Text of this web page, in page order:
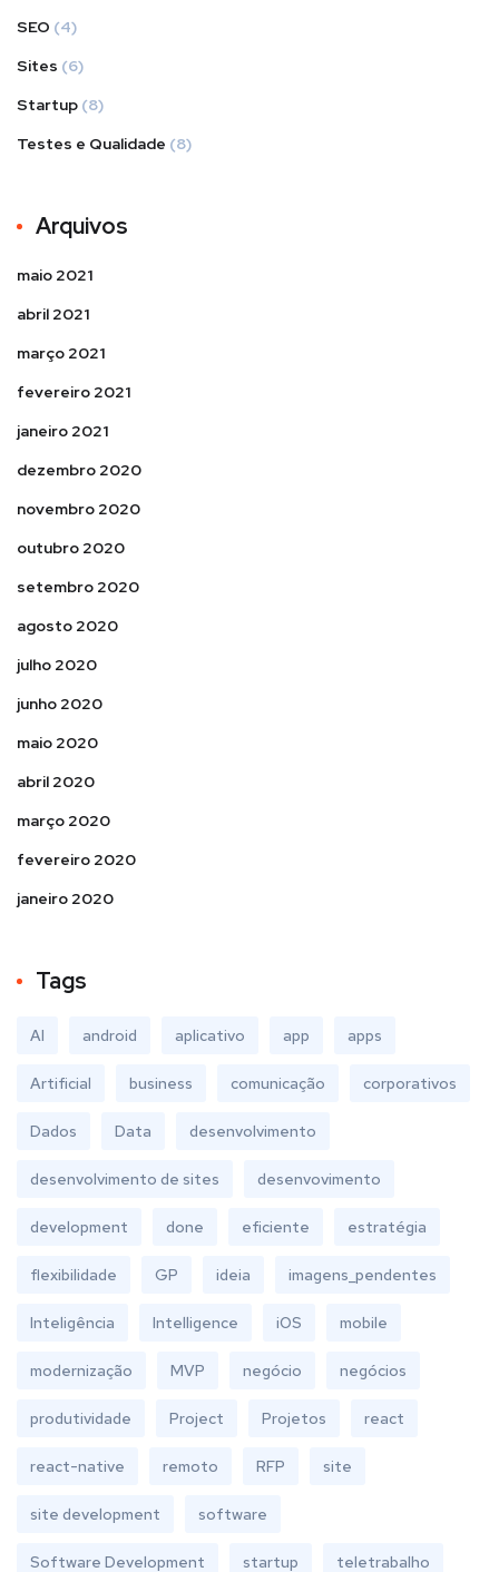
SEO (4)
Sites (6)
Startup (8)
Testes e Qualidade (8)
Arquivos
maio 2021
abril 2021
março 2021
fevereiro 2021
janeiro 2021
dezembro 2020
novembro 2020
outubro 2020
setembro 2020
agosto 2020
julho 2020
junho 2020
maio 2020
abril 2020
março 2020
fevereiro 2020
janeiro 2020
Tags
AI android aplicativo app apps
Artificial business comunicação corporativos
Dados Data desenvolvimento
desenvolvimento de sites desenvovimento
development done eficiente estratégia
flexibilidade GP ideia imagens_pendentes
Inteligência Intelligence iOS mobile
modernização MVP negócio negócios
produtividade Project Projetos react
react-native remoto RFP site
site development software
Software Development startup teletrabalho